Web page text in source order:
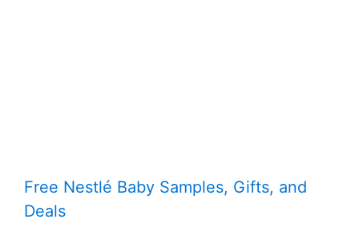
Free Nestlé Baby Samples, Gifts, and
Deals